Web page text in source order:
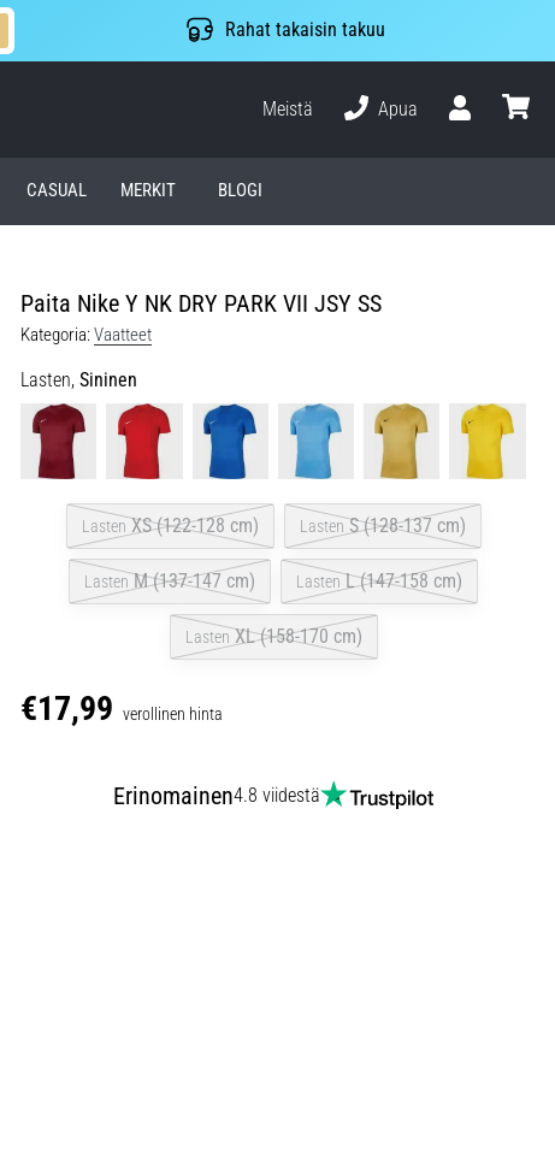
Rahat takaisin takuu
Meistä
Apua
CASUAL MERKIT BLOGI
Paita Nike Y NK DRY PARK VII JSY SS
Kategoria:Vaatteet
Lasten, Sininen
Lasten XS (122-128 cm) Lasten S (128-137 cm)
Lasten M (137-147 cm) Lasten L (147-158 cm)
Lasten XL (158-170 cm)
€17,99 verollinen hinta
Erinomainen4.8 viidestä